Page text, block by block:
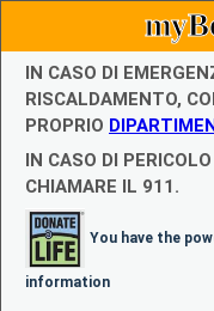
IN CASO DI
RISCALDAMENTO,
PROPRIO
IN CASO DI
CHIAMARE IL 911.
You have the
information